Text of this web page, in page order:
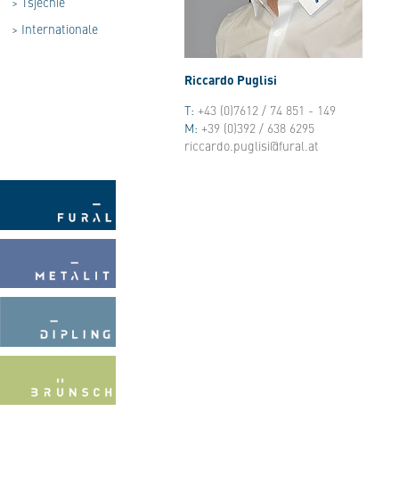
> Internationale
Riccardo Puglisi
T: +43 (0)7612 / 74 851 - 149
M: +39 (0)392 / 638 6295
riccardo.puglisi@fural.at